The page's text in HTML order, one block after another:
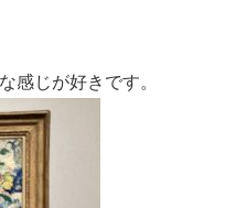
感じが好きです。